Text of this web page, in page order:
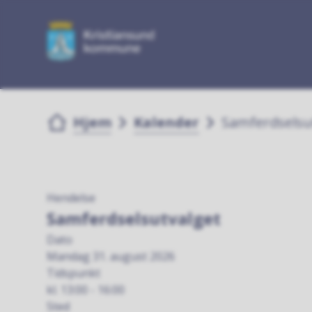
Du er her:
Hjem Kalender
Hendelse
Samferdselsutvalget
Dato
Mandag 31. august 2026
Tidspunkt
kl. 13:00 - 16:00
Sted